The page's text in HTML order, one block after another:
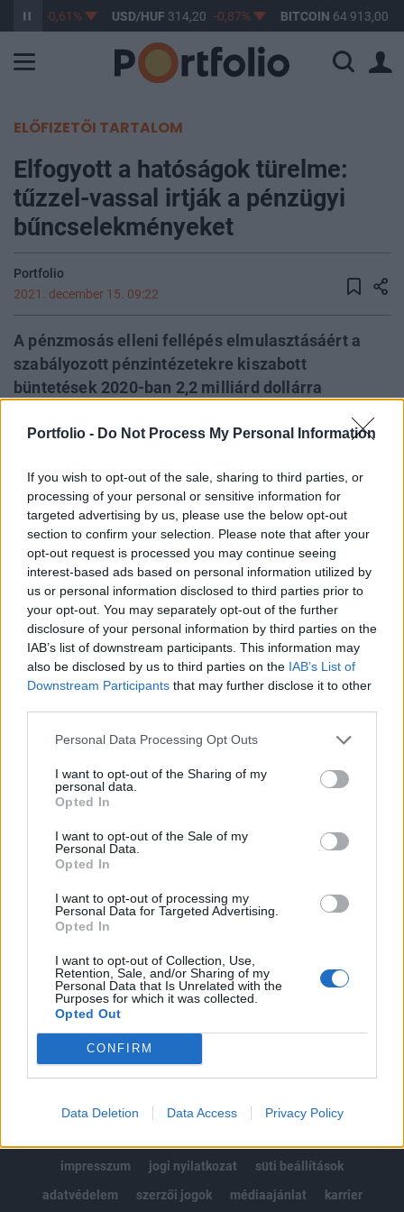
Portfolio - Do Not Process My Personal Information
If you wish to opt-out of the sale, sharing to third parties, or
processing of your personal or sensitive information for
targeted advertising by us, please use the below opt-out
section to confirm your selection. Please note that after your
opt-out request is processed you may continue seeing
interest-based ads based on personal information utilized by
us or personal information disclosed to third parties prior to
your opt-out. You may separately opt-out of the further
disclosure of your personal information by third parties on the
IAB’s list of downstream participants. This information may
also be disclosed by us to third parties on the IAB’s List of
Downstream Participants that may further disclose it to other
Personal Data Processing Opt Outs
I want to opt-out of the Sharing of my
personal data.
Opted In
I want to opt-out of the Sale of my
Personal Data.
Opted In
I want to opt-out of processing my
Personal Data for Targeted Advertising.
Opted In
I want to opt-out of Collection, Use,
Retention, Sale, and/or Sharing of my
Personal Data that Is Unrelated with the
Purposes for which it was collected.
Opted Out
CONFIRM
Data Deletion Data Access Privacy Policy
-0,61% USD/HUF 314,20 -0,87% BITCOIN 64 913,00
ELŐFIZETŐI TARTALOM
Elfogyott a hatóságok türelme:
tűzzel-vassal irtják a pénzügyi
bűncselekményeket
Portfolio
2021. december 15. 09:22
A pénzmosás elleni fellépés elmulasztásáért a
szabályozott pénzintézetekre kiszabott
büntetések 2020-ban 2,2 milliárd dollárra
ben. A trend 2021 első felében sem mutat
Az adatok a Kroll - vállalati nyomozásokkal és
kockázatelemzéssel foglalkozó tanácsadó cég - évente
megjelenő Global Enforcement Review 2021-ből
származnak. A tanulmány szerint 2020-ban 45 esetben
szabtak ki büntetést pénzintézetekre pénzmosás ellenes
intézkedések nem megfelelő alkalmazásáért. Pont
ugyanannyit, mint 2019-ben. Az idei év első felében pedig
17 büntetést...
KEDVES OLVASÓNK!
A keresett cikk a portfolio.hu hírarchívumához
regisztrációhoz kötött.
Portfolio.hu teljes cikkarchívum
Kötéslisták: BÉT elmúlt 2 év napon belüli
MÁR ELŐFIZETŐNK VAGY?BEJELENTKEZÉS
impresszum
jogi nyilatkozat
süti beállítások
adatvédelem
szerzői jogok médiaajánlat karrier